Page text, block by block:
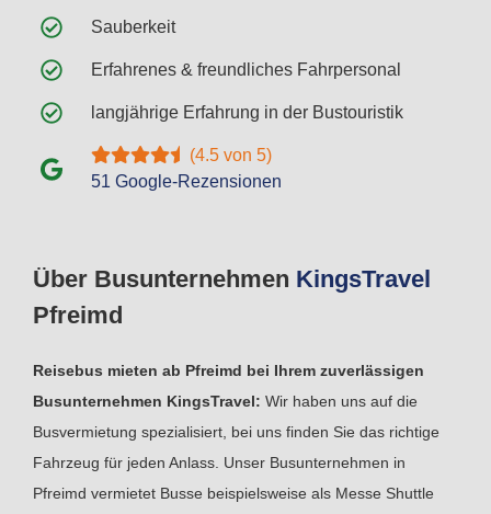
Über Busunternehmen KingsTravel
Pfreimd
Reisebus mieten ab Pfreimd bei Ihrem zuverlässigen
Busunternehmen KingsTravel: Wir haben uns auf die
Busvermietung spezialisiert, bei uns finden Sie das richtige
Fahrzeug für jeden Anlass. Unser Busunternehmen in
Pfreimd vermietet Busse beispielsweise als Messe Shuttle
Sauberkeit
Erfahrenes & freundliches Fahrpersonal
langjährige Erfahrung in der Bustouristik
(4.5 von 5)
51 Google-Rezensionen